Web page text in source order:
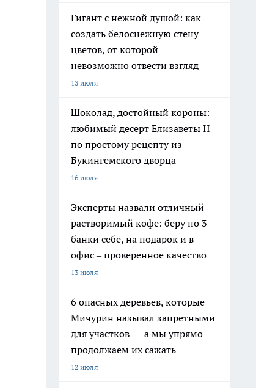
Гигант с нежной душой: как
создать белоснежную стену
цветов, от которой
невозможно отвести взгляд
13 июля
Шоколад, достойный короны:
любимый десерт Елизаветы II
по простому рецепту из
Букингемского дворца
16 июля
Эксперты назвали отличный
растворимый кофе: беру по 3
банки себе, на подарок и в
офис – проверенное качество
13 июля
6 опасных деревьев, которые
Мичурин называл запретными
для участков — а мы упрямо
продолжаем их сажать
12 июля